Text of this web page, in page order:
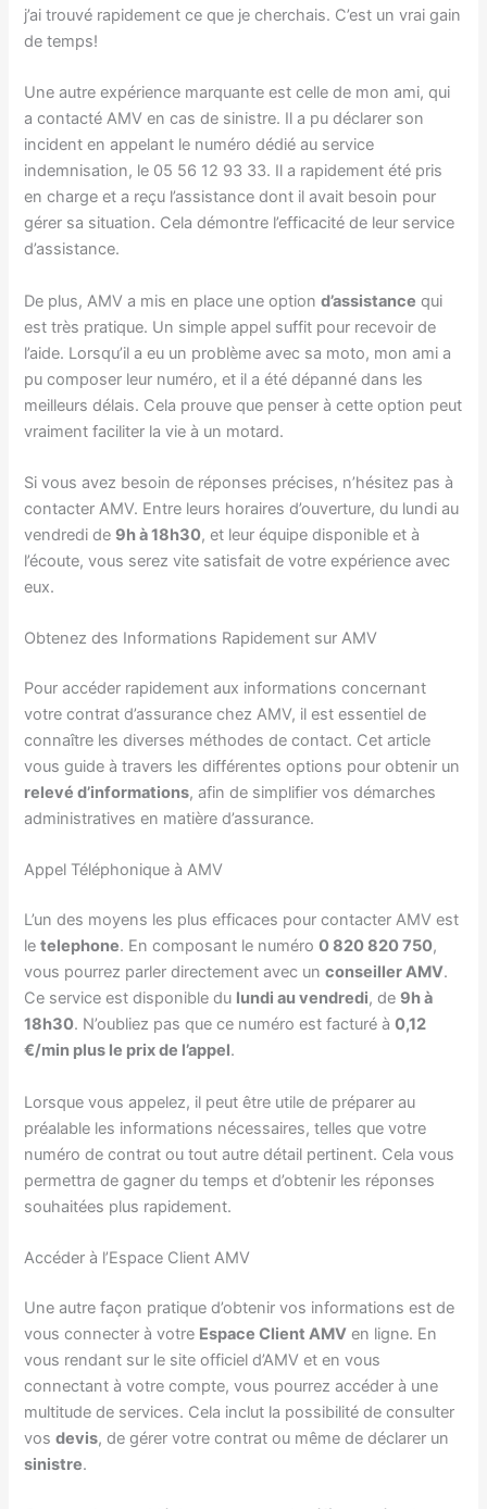
j’ai trouvé rapidement ce que je cherchais. C’est un vrai gain
de temps!
Une autre expérience marquante est celle de mon ami, qui
a contacté AMV en cas de sinistre. Il a pu déclarer son
incident en appelant le numéro dédié au service
indemnisation, le 05 56 12 93 33. Il a rapidement été pris
en charge et a reçu l’assistance dont il avait besoin pour
gérer sa situation. Cela démontre l’efficacité de leur service
d’assistance.
De plus, AMV a mis en place une optiond’assistance qui
est très pratique. Un simple appel suffit pour recevoir de
l’aide. Lorsqu’il a eu un problème avec sa moto, mon ami a
pu composer leur numéro, et il a été dépanné dans les
meilleurs délais. Cela prouve que penser à cette option peut
vraiment faciliter la vie à un motard.
Si vous avez besoin de réponses précises, n’hésitez pas à
contacter AMV. Entre leurs horaires d’ouverture, du lundi au
vendredi de 9h à 18h30, et leur équipe disponible et à
l’écoute, vous serez vite satisfait de votre expérience avec
eux.
Obtenez des Informations Rapidement sur AMV
Pour accéder rapidement aux informations concernant
votre contrat d’assurance chez AMV, il est essentiel de
connaître les diverses méthodes de contact. Cet article
vous guide à travers les différentes options pour obtenir un
relevé d’informations, afin de simplifier vos démarches
administratives en matière d’assurance.
Appel Téléphonique à AMV
L’un des moyens les plus efficaces pour contacter AMV est
letelephone. En composant le numéro0 820 820 750,
vous pourrez parler directement avec unconseiller AMV.
Ce service est disponible du lundi au vendredi, de 9h à
18h30. N’oubliez pas que ce numéro est facturé à0,12
€/min plus le prix de l’appel.
Lorsque vous appelez, il peut être utile de préparer au
préalable les informations nécessaires, telles que votre
numéro de contrat ou tout autre détail pertinent. Cela vous
permettra de gagner du temps et d’obtenir les réponses
souhaitées plus rapidement.
Accéder à l’Espace Client AMV
Une autre façon pratique d’obtenir vos informations est de
vous connecter à votre Espace Client AMV en ligne. En
vous rendant sur le site officiel d’AMV et en vous
connectant à votre compte, vous pourrez accéder à une
multitude de services. Cela inclut la possibilité de consulter
vosdevis, de gérer votre contrat ou même de déclarer un
sinistre.